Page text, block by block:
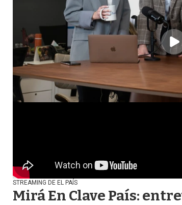
STREAMING DE EL PAÍS
Mirá En Clave País: